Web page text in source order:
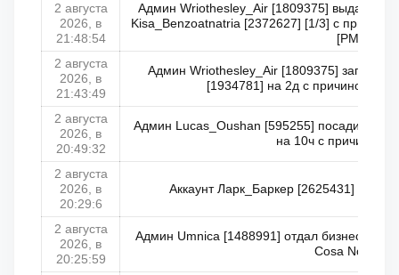
2 августа
2026, в
21:48:54
Админ Wriothesley_Air [1809375] выдал
Kisa_Benzoatnatria [2372627] [1/3] с
[РМ]
2 августа
2026, в
21:43:49
Админ Wriothesley_Air [1809375]
[1934781] на 2д с причиной:
2 августа
2026, в
20:49:32
Админ Lucas_Oushan [595255] посадил
на 10ч с причиной:
2 августа
2026, в
20:29:6
Аккаунт Ларк_Баркер [2625431]
2 августа
2026, в
20:25:59
Админ Umnica [1488991] отдал бизнес
Cosa Nostra